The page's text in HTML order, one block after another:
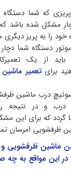
که شما
مشکل شده باشد
خود را به پریز
دستگاه شما
باید از یک
برایتعمیر
درب ماشین
درب و در نتیجه
که برای این
ظرفشویی امرسان
ماشین ظرفشویی و
در این مواقع به